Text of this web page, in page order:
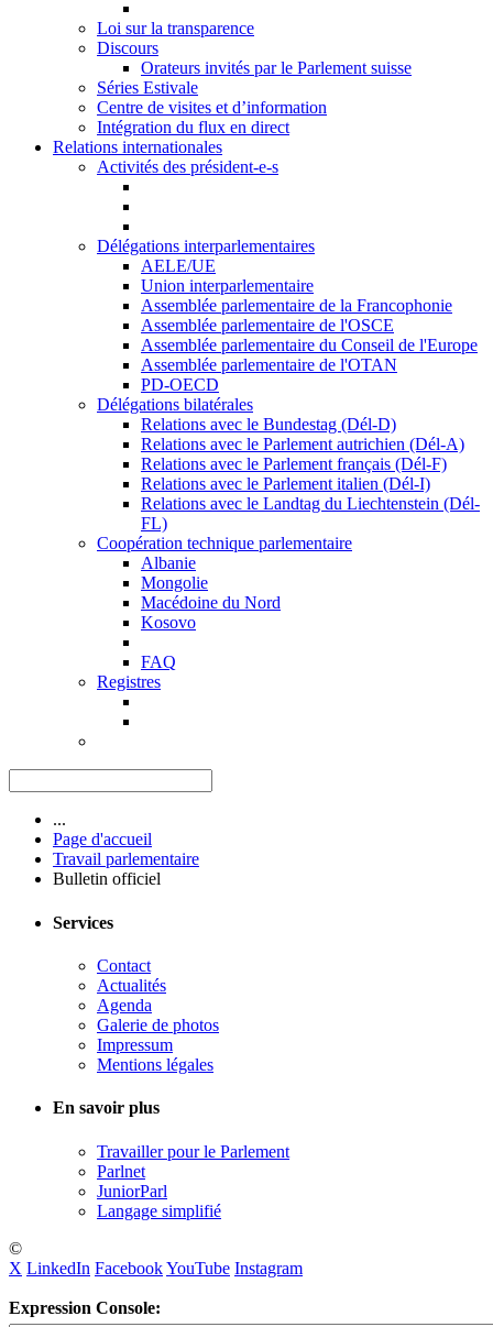
Loi sur la transparence
Discours
Orateurs invités par le Parlement suisse
Séries Estivale
Centre de visites et d’information
Intégration du flux en direct
Relations internationales
Activités des président-e-s
Délégations interparlementaires
AELE/UE
Union interparlementaire
Assemblée parlementaire de la Francophonie
Assemblée parlementaire de l'OSCE
Assemblée parlementaire du Conseil de l'Europe
Assemblée parlementaire de l'OTAN
PD-OECD
Délégations bilatérales
Relations avec le Bundestag (Dél-D)
Relations avec le Parlement autrichien (Dél-A)
Relations avec le Parlement français (Dél-F)
Relations avec le Parlement italien (Dél-I)
Relations avec le Landtag du Liechtenstein (Dél-
FL)
Coopération technique parlementaire
Albanie
Mongolie
Macédoine du Nord
Kosovo
FAQ
Registres
...
Page d'accueil
Travail parlementaire
Bulletin officiel
Services
Contact
Actualités
Agenda
Galerie de photos
Impressum
Mentions légales
En savoir plus
Travailler pour le Parlement
Parlnet
JuniorParl
Langage simplifié
©
X LinkedIn FacebookYouTube Instagram
Expression Console: